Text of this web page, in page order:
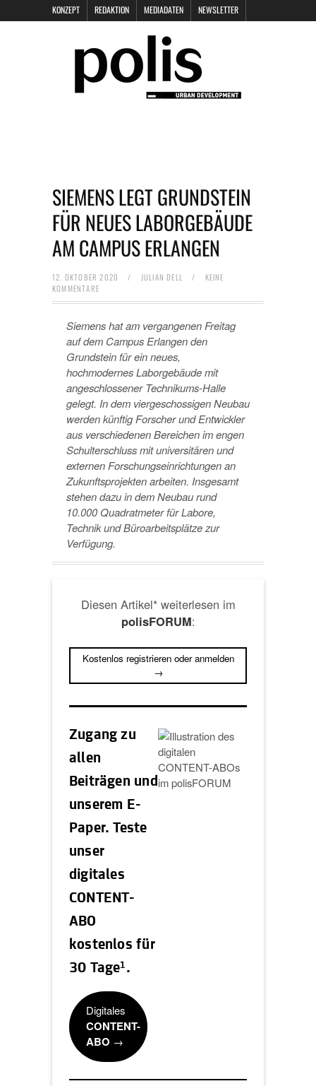
KONZEPT REDAKTION MEDIADATEN NEWSLETTER
DATENSCHUTZ
SIEMENS LEGT GRUNDSTEIN
FÜR NEUES LABORGEBÄUDE
AM CAMPUS ERLANGEN
12. OKTOBER 2020 / JULIAN DELL /
KEINE
KOMMENTARE
Siemens hat am vergangenen Freitag
auf dem Campus Erlangen den
Grundstein für ein neues,
hochmodernes Laborgebäude mit
angeschlossener Technikums-Halle
gelegt. In dem viergeschossigen Neubau
werden künftig Forscher und Entwickler
aus verschiedenen Bereichen im engen
Schulterschluss mit universitären und
externen Forschungseinrichtungen an
Zukunftsprojekten arbeiten. Insgesamt
stehen dazu in dem Neubau rund
10.000 Quadratmeter für Labore,
Technik und Büroarbeitsplätze zur
Verfügung.
Diesen Artikel* weiterlesen im
polisFORUM:
Kostenlos registrieren oder anmelden
→
Zugang zu
allen
Beiträgen und
unserem E-
Paper. Teste
unser
digitales
CONTENT-
ABO
kostenlos für
30 Tage1 .
Digitales
CONTENT-
ABO →